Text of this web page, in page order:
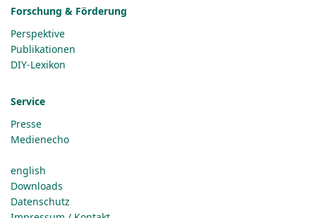
Forschung & Förderung
Perspektive
Publikationen
DIY-Lexikon
Service
Presse
Medienecho
english
Downloads
Datenschutz